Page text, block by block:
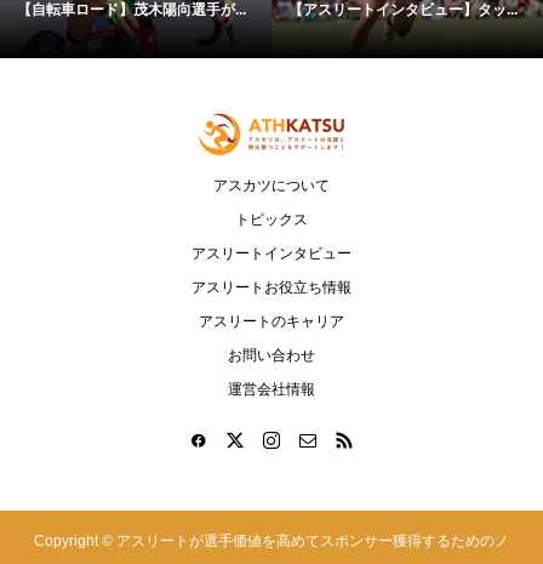
【自転車ロード】茂木陽向選手が... 【アスリートインタビュー】タッ...
アスカツについて
トピックス
アスリートインタビュー
アスリートお役立ち情報
アスリートのキャリア
お問い合わせ
運営会社情報
Copyright © アスリートが選手価値を高めてスポンサー獲得するためのノ